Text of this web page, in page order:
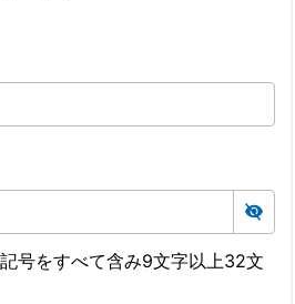
号をすべて含み9文字以上32文